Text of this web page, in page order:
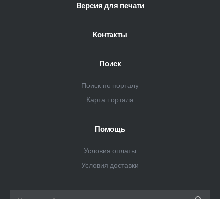
Версия для печати
Контакты
Поиск
Поиск по порталу
Карта портала
Помощь
Условия оплаты
Условия доставки